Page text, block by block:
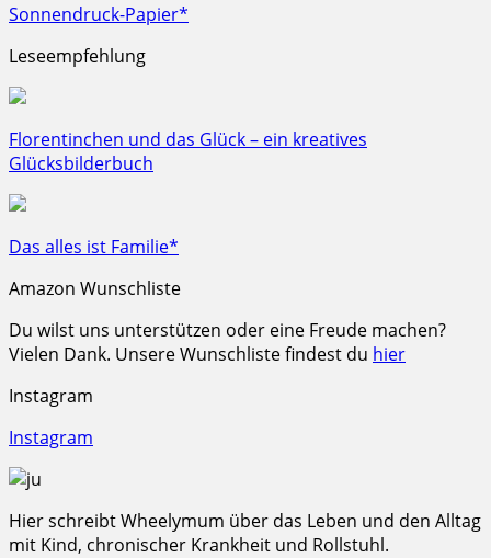
Sonnendruck-Papier*
Leseempfehlung
Florentinchen und das Glück – ein kreatives
Glücksbilderbuch
Das alles ist Familie*
Amazon Wunschliste
Du wilst uns unterstützen oder eine Freude machen?
Vielen Dank. Unsere Wunschliste findest du hier
Instagram
Instagram
Hier schreibt Wheelymum über das Leben und den Alltag
mit Kind, chronischer Krankheit und Rollstuhl.